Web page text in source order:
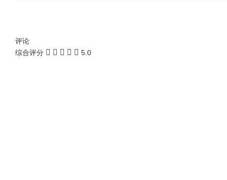
评论
综合评分
5.0